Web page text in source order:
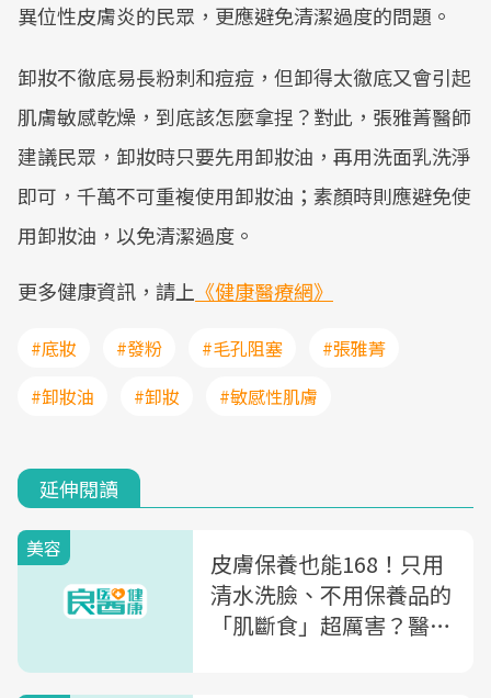
異位性皮膚炎的民眾，更應避免清潔過度的問題。
卸妝不徹底易長粉刺和痘痘，但卸得太徹底又會引起
肌膚敏感乾燥，到底該怎麼拿捏？對此，張雅菁醫師
建議民眾，卸妝時只要先用卸妝油，再用洗面乳洗淨
即可，千萬不可重複使用卸妝油；素顏時則應避免使
用卸妝油，以免清潔過度。
更多健康資訊，請上 《健康醫療網》
#底妝 #發粉 #毛孔阻塞
#張雅菁
#卸妝油
#卸妝 #敏感性肌膚
延伸閱讀
美容
皮膚保養也能168！只用
清水洗臉、不用保養品的
「肌斷食」超厲害？醫師